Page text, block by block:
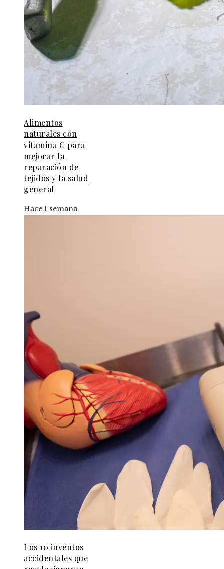
Alimentos
naturales con
vitamina C para
mejorar la
reparación de
tejidos y la salud
general
Hace 1 semana
Los 10 inventos
accidentales que